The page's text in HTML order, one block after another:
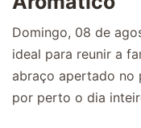
Domingo, 08 de
ideal para reunir a
abraço apertado no
por perto o dia